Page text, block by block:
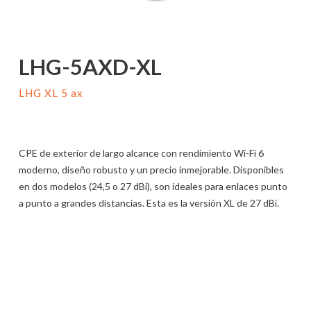
LHG-5AXD-XL
LHG XL 5 ax
CPE de exterior de largo alcance con rendimiento Wi-Fi 6
moderno, diseño robusto y un precio inmejorable. Disponibles
en dos modelos (24,5 o 27 dBi), son ideales para enlaces punto
a punto a grandes distancias. Esta es la versión XL de 27 dBi.